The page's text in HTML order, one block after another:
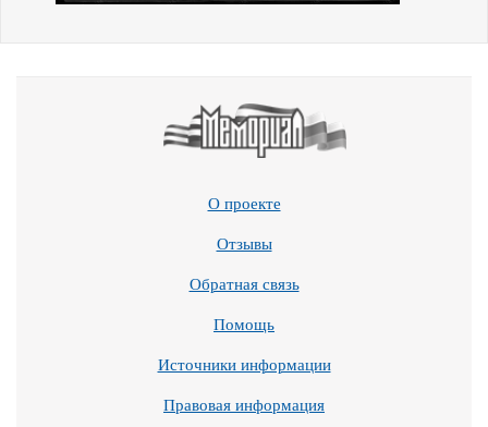
О проекте
Отзывы
Обратная связь
Помощь
Источники информации
Правовая информация